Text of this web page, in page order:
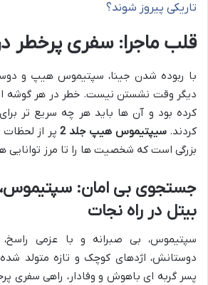
تاریکی پیروز شوند؟
قلب ماجرا: سفری پرخطر
با ربوده شدن جینا، سپتیموس هیپ و
دیگر وقت نشستن نیست. خطر در هر گوشه
کرده بود و آن ها باید هر چه سریع تر
کردند.سیپتیموس هیپ جلد 2
پر از
بزرگی است که شخصیت ها را تا مرز
جستجوی بی امان:
بیتل در راه نجات
سپتیموس، بی صبرانه و با عزمی راسخ،
دوستانش، اژدهای کوچک و تازه متولد
پسر گربه ای باهوش و وفادار، راهی سفری